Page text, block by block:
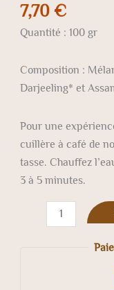
7,70 €
Quantité : 100 gr
Composition :
Darjeeling* et
Pour une
cuillère à café de
tasse. Chauffez
3 à 5 minutes.